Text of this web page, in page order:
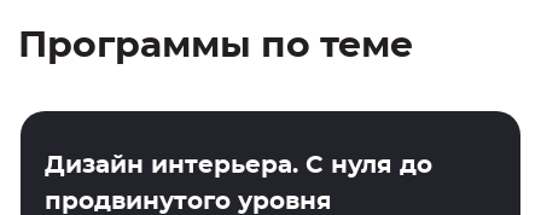
Программы по теме
Дизайн интерьера. С нуля до
продвинутого уровня